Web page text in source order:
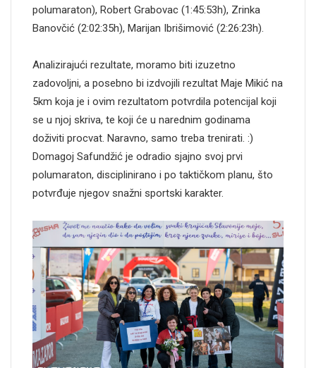
polumaraton), Robert Grabovac (1:45:53h), Zrinka
Banovčić (2:02:35h), Marijan Ibrišimović (2:26:23h).
Analizirajući rezultate, moramo biti izuzetno
zadovoljni, a posebno bi izdvojili rezultat Maje Mikić na
5km koja je i ovim rezultatom potvrdila potencijal koji
se u njoj skriva, te koji će u narednim godinama
doživiti procvat. Naravno, samo treba trenirati. :)
Domagoj Safundžić je odradio sjajno svoj prvi
polumaraton, disciplinirano i po taktičkom planu, što
potvrđuje njegov snažni sportski karakter.